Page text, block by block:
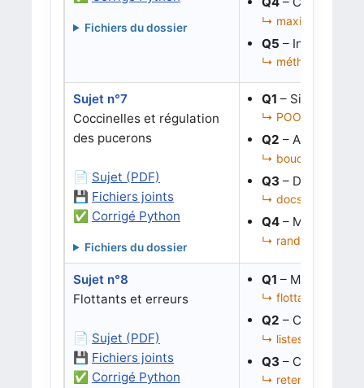
Fichiers du dossier ↳ maximum,
Q5 – Instancier
↳ méthodes,
Sujet n°7
Coccinelles et régulation
des pucerons
📄 Sujet (PDF)
💾 Fichiers joints
✅ Corrigé Python
Fichiers du dossier
Q1 – Simuler
↳ POO, liste
Q2 –
↳ boucles,
Q3 –
↳ docstring,
Q4 – Modifier
↳ random,
Sujet n°8
Flottants et erreurs
📄 Sujet (PDF)
💾 Fichiers joints
✅ Corrigé Python
Q1 – Mettre en
↳ flottants,
Q2 – Convertir
↳ listes de
Q3 – Corriger
↳ retenues,